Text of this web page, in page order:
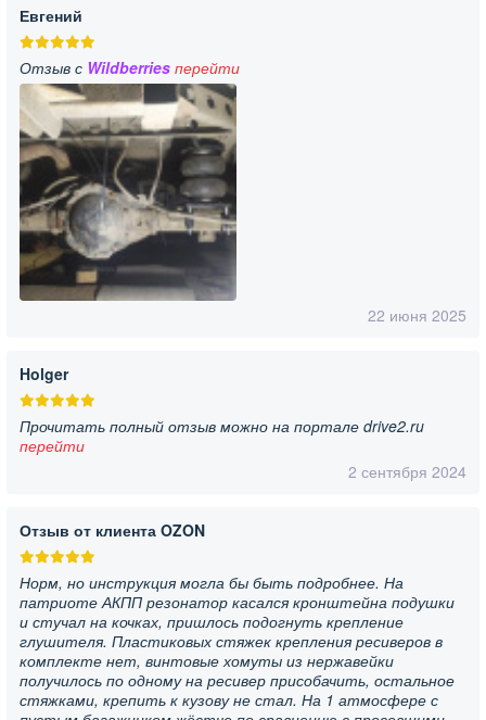
Евгений
Отзыв с Wildberries перейти
22 июня 2025
Holger
Прочитать полный отзыв можно на портале drive2.ru
перейти
2 сентября 2024
Отзыв от клиента OZON
Норм, но инструкция могла бы быть подробнее. На
патриоте АКПП резонатор касался кронштейна подушки
и стучал на кочках, пришлось подогнуть крепление
глушителя. Пластиковых стяжек крепления ресиверов в
комплекте нет, винтовые хомуты из нержавейки
получилось по одному на ресивер присобачить, остальное
стяжками, крепить к кузову не стал. На 1 атмосфере с